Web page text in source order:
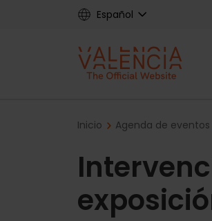
Español
Inicio Agenda de eventos